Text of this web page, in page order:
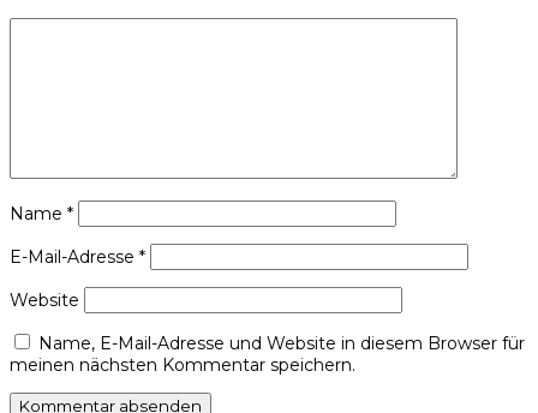
Name *
E-Mail-Adresse *
Website
Name, E-Mail-Adresse und Website in diesem Browser für
meinen nächsten Kommentar speichern.